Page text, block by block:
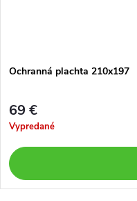
Ochranná plachta 210x197
69 €
Vypredané